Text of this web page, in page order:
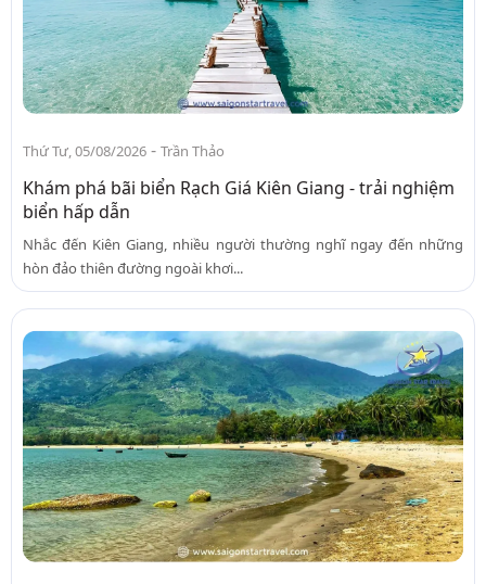
Thứ Tư, 05/08/2026 - Trần Thảo
Khám phá bãi biển Rạch Giá Kiên Giang - trải nghiệm
biển hấp dẫn
Nhắc đến Kiên Giang, nhiều người thường nghĩ ngay đến những
hòn đảo thiên đường ngoài khơi...